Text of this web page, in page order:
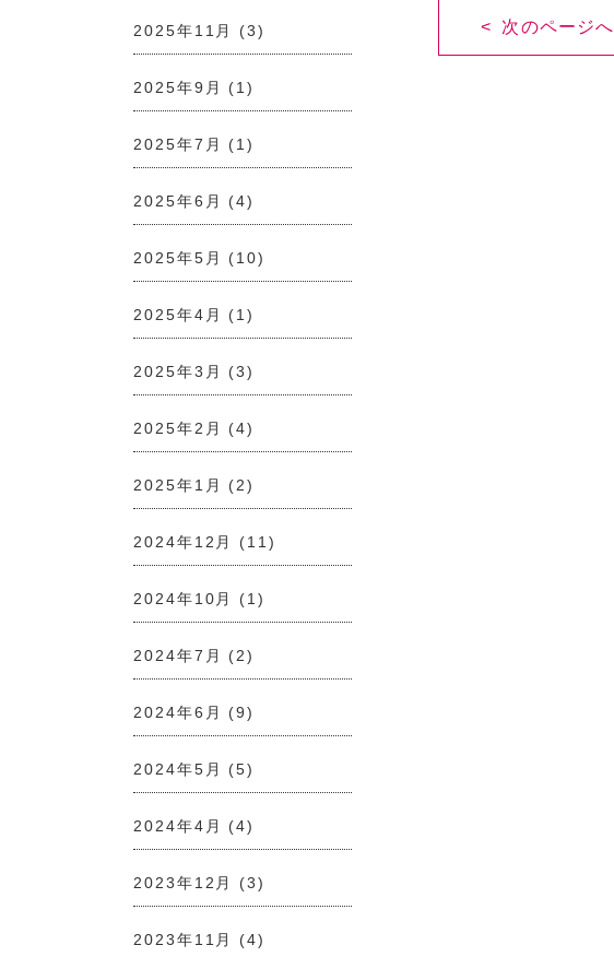
2025年11月 (3)
2025年9月 (1)
2025年7月 (1)
2025年6月 (4)
2025年5月 (10)
2025年4月 (1)
2025年3月 (3)
2025年2月 (4)
2025年1月 (2)
2024年12月 (11)
2024年10月 (1)
2024年7月 (2)
2024年6月 (9)
2024年5月 (5)
2024年4月 (4)
2023年12月 (3)
2023年11月 (4)
< 次のページへ